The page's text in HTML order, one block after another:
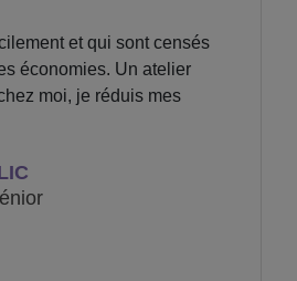
et qui sont censés
économies. Un atelier
moi, je réduis mes